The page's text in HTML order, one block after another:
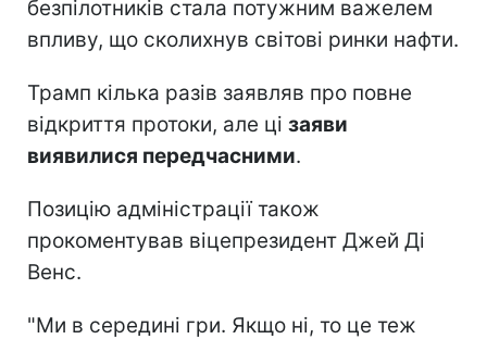
безпілотників стала потужним важелем
впливу, що сколихнув світові ринки нафти.
Трамп кілька разів заявляв про повне
відкриття протоки, але ці заяви
виявилися передчасними.
Позицію адміністрації також
прокоментував віцепрезидент Джей Ді
Венс.
"Ми в середині гри. Якщо ні, то це теж